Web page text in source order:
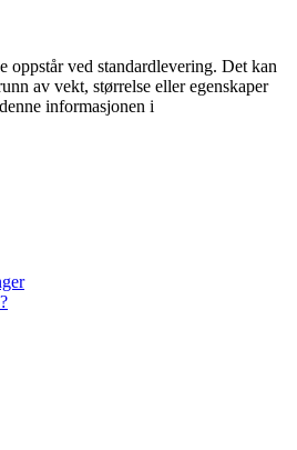
oppstår ved standardlevering. Det kan
av vekt, størrelse eller egenskaper
informasjonen i